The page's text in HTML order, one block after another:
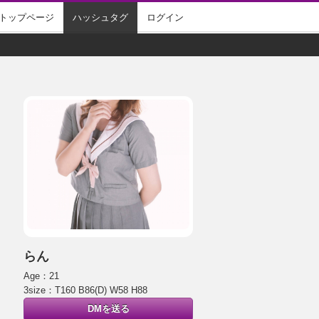
ップページ ハッシュタグ ログイン
らん
Age：21
3size：T160 B86(D) W58 H88
DMを送る